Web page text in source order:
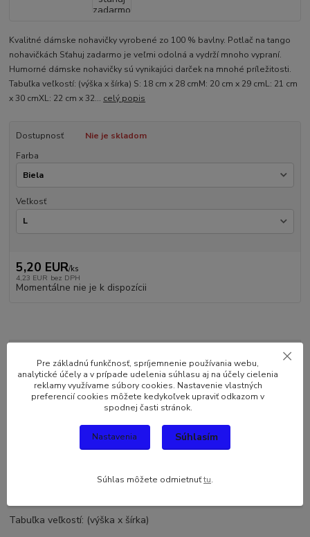
Kvalitné dámske nohavičky vyrobené zo 100 % bavlny. Potlač na tango
nohavičkách Sťahuj zadarmo je veľmi odolná a vydrží mnoho vypraní.
Humorné dámske nohavičky sú vynikajúci darček na mnohé príležitosti.
Tabuľka veľkostí: (výška x šírka) S: 18 cm x 28 cmM: 20 cm x 29 cmL: 21 cm
x 30 cmXL: 22 cm x 32... celý popis
Dostupnosť
Nie je skladom
Farba
Veľkosť
5,20 EUR/ks
4,23 EUR bez DPH
Momentálne nie je k dispozícii
Komentáre 0
Kompletné špecifikácie
dámske nohavičkyvyrobené zo 100 % bavlny. Potlač na
mnoho vypraní. Humorné dámske nohavičky sú vynikajúci
Tabuľka veľkostí: (výška x šírka)
Pre základnú funkčnosť, spríjemnenie používania webu,
analytické účely a v prípade udelenia súhlasu aj na účely cielenia
reklamy využívame súbory cookies. Nastavenie vlastných
preferencií cookies môžete kedykoľvek upraviť odkazom v
spodnej časti stránok.
Nastavenia Súhlasím
Súhlas môžete odmietnuťtu.